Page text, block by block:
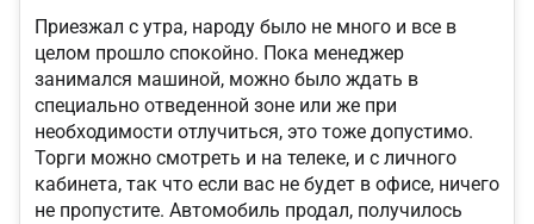
Приезжал с утра, народу было не много и все в
целом прошло спокойно. Пока менеджер
занимался машиной, можно было ждать в
специально отведенной зоне или же при
необходимости отлучиться, это тоже допустимо.
Торги можно смотреть и на телеке, и с личного
кабинета, так что если вас не будет в офисе, ничего
не пропустите. Автомобиль продал, получилось